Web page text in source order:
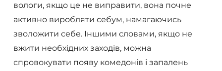
вологи, якщо це не виправити, вона почне
активно виробляти себум, намагаючись
зволожити себе. Іншими словами, якщо не
вжити необхідних заходів, можна
спровокувати появу комедонів і запалень